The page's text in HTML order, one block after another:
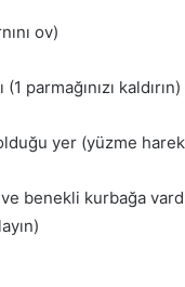
ov)
parmağınızı kaldırın)
yer (yüzme
benekli kurbağa vardı